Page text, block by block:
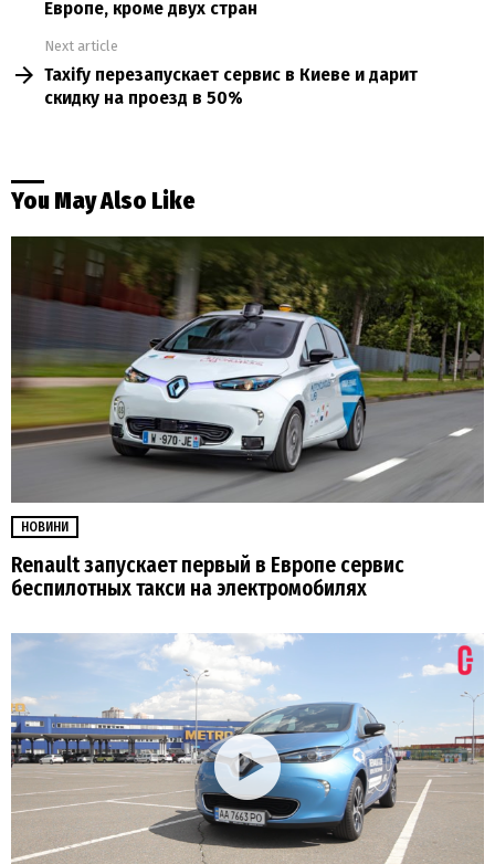
Европе, кроме двух стран
Next article
Taxify перезапускает сервис в Киеве и дарит
скидку на проезд в 50%
You May Also Like
НОВИНИ
Renault запускает первый в Европе сервис
беспилотных такси на электромобилях